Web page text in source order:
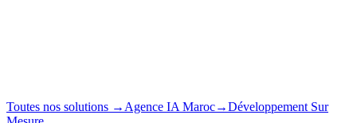
Toutes nos solutions → Agence IA Maroc→Développement Sur